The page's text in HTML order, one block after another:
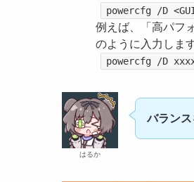
powercfg /D
例えば、「高パフ
のように入力します
powercfg /D
はるか
バランス